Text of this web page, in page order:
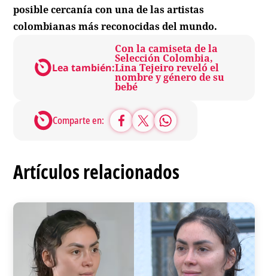
posible cercanía con una de las artistas
colombianas más reconocidas del mundo.
Lea también:
Con la camiseta de la
Selección Colombia,
Lina Tejeiro reveló el
nombre y género de su
bebé
Comparte en:
Artículos relacionados